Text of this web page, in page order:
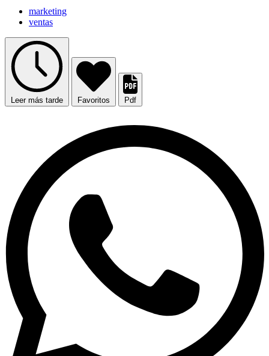
marketing
ventas
Leer más tarde Favoritos Pdf